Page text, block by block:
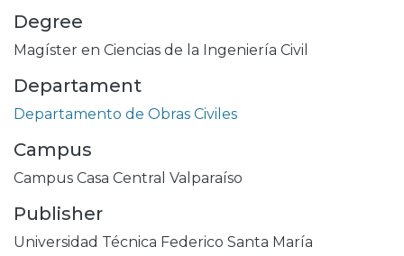
Degree
Magíster en Ciencias de la Ingeniería Civil
Departament
Departamento de Obras Civiles
Campus
Campus Casa Central Valparaíso
Publisher
Universidad Técnica Federico Santa María